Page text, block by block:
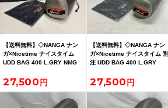
【送料無料】◇NANGA ナン
ガ×Nicetime ナイスタイム
UDD BAG 400 L.GRY NMG
27,500
【送料無料】◇NANGA ナン
ガ×Nicetime ナイスタイム 別
注 UDD BAG 400 L.GRY
27,500